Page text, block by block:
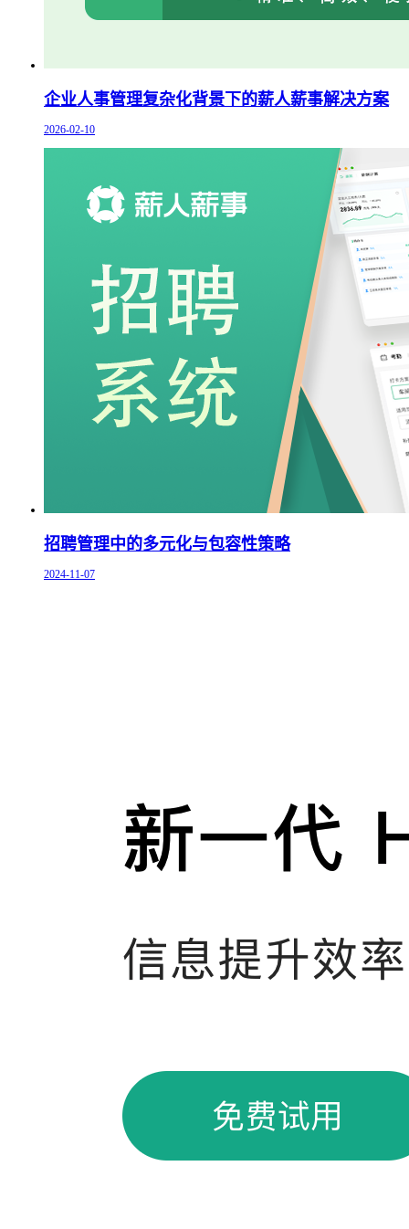
企业人事管理复杂化背景下的薪人薪事解决方案
2026-02-10
招聘管理中的多元化与包容性策略
2024-11-07